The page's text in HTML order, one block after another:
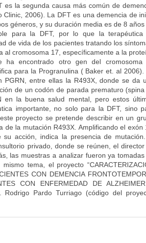
la segunda causa más común de
2006). La DFT es una demencia de
géneros, y su duración media es de 8 años
para la DFT, por lo que la terapéutica
de vida de los pacientes tratando los
al cromosoma 17, específicamente a la
ha encontrado otro gen del cromosoma
para la Progranulina ( Baker et. al 2006).
PGRN, entre ellas la R493X, donde se da
de un codón de parada prematuro (spina
la buena salud mental, pero estos
importante, no solo para la DFT, sino
proyecto se pretende describir en un
la mutación R493X. Amplificando el exón
acción, indica la presencia de
privado, donde se reúnen, el director
las muestras a analizar fueron ya tomadas
tema, el proyecto
CON DEMENCIA
CON ENFERMEDAD DE
Rodrigo Pardo Turriago (código del